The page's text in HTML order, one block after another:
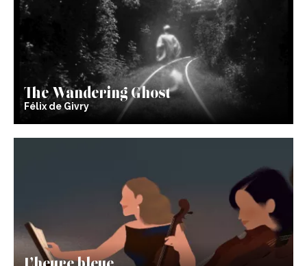
The Wandering Ghost
Félix de Givry
L’heure bleue